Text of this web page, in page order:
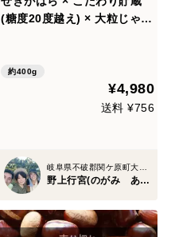
(糖度20度越え) × 大粒じゃな
あつまる・まんがんぐり)
【冷凍むき栗 200g×2パッ
約400g
¥4,980
送料 ¥756
岐阜県不破郡関ケ原町大字野上
野上行宮(のがみ あんぐう)